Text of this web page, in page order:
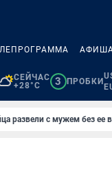
СЕЙЧАС
+28°C
3 ПРОБКИ
развели с мужем без ее